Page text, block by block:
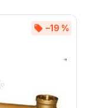
–19 %